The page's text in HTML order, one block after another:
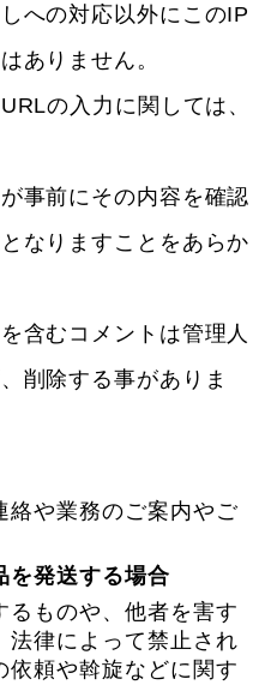
への対応以外にこのIP
ありません。
の入力に関しては、
事前にその内容を確認
なりますことをあらか
含むコメントは管理人
削除する事がありま
絡や業務のご案内やご
を発送する場合
るものや、他者を害す
法律によって禁止され
依頼や斡旋などに関す